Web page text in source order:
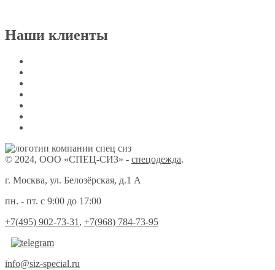
Наши клиенты
© 2024, ООО «СПЕЦ-СИЗ» - спецодежда.
г. Москва, ул. Белозёрская, д.1 А
пн. - пт. с 9:00 до 17:00
+7(495) 902-73-31 , +7(968) 784-73-95
info@siz-special.ru